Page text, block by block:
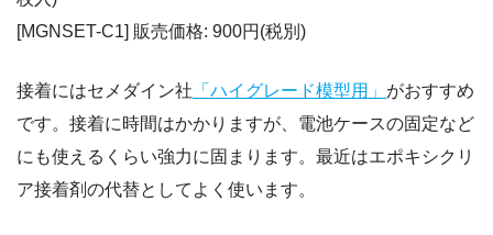
[MGNSET-C1] 販売価格: 900円(税別)
接着にはセメダイン社 「ハイグレード模型用」 がおすすめ
です。接着に時間はかかりますが、電池ケースの固定など
にも使えるくらい強力に固まります。最近はエポキシクリ
ア接着剤の代替としてよく使います。